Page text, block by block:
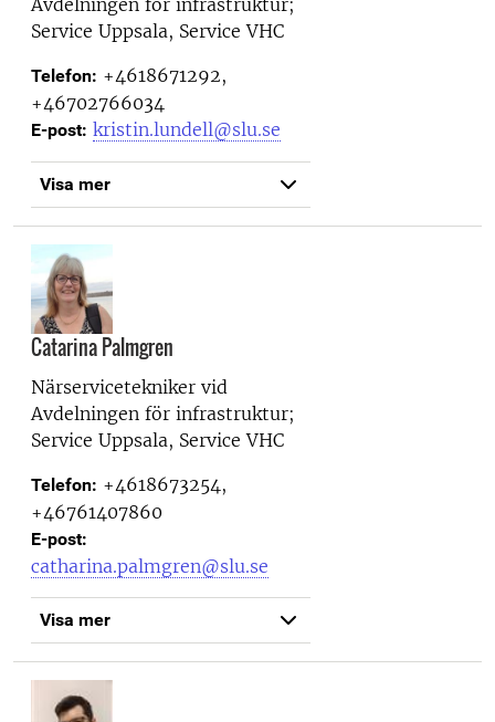
Avdelningen för infrastruktur;
Service Uppsala, Service VHC
Telefon: +4618671292,
+46702766034
E-post: kristin.lundell@slu.se
Visa mer
Catarina Palmgren
Närservicetekniker vid
Avdelningen för infrastruktur;
Service Uppsala, Service VHC
Telefon: +4618673254,
+46761407860
E-post:
catharina.palmgren@slu.se
Visa mer